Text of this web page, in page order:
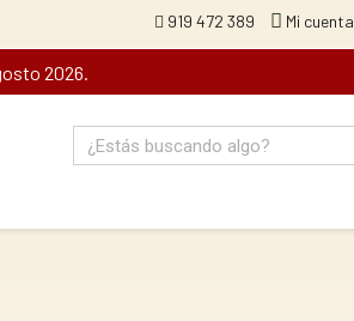
919 472 389 Mi cuenta
2026.